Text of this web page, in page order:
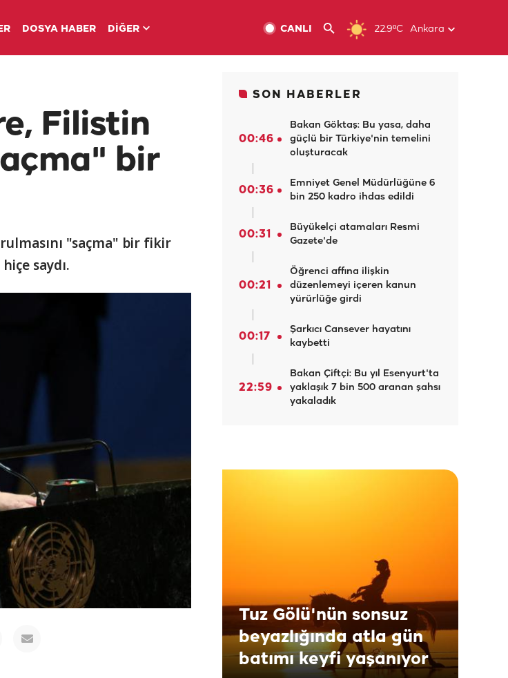
DOSYA HABER DİĞER 22.9ºC Ankara
CANLI
Filistin
bir
"saçma" bir fikir
saydı.
SON HABERLER
00:46
Bakan Göktaş: Bu yasa, daha
güçlü bir Türkiye'nin temelini
oluşturacak
00:36
Emniyet Genel Müdürlüğüne 6
bin 250 kadro ihdas edildi
00:31
Büyükelçi atamaları Resmi
Gazete'de
00:21
Öğrenci affına ilişkin
düzenlemeyi içeren kanun
yürürlüğe girdi
00:17
Şarkıcı Cansever hayatını
kaybetti
22:59
Bakan Çiftçi: Bu yıl Esenyurt'ta
yaklaşık 7 bin 500 aranan şahsı
yakaladık
Tuz Gölü'nün sonsuz
beyazlığında atla gün
batımı keyfi yaşanıyor